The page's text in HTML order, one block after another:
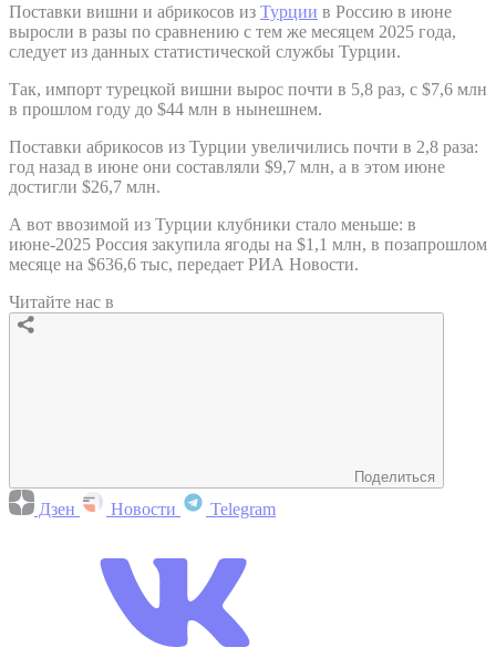
Поставки вишни и абрикосов из Турции в Россию в июне
выросли в разы по сравнению с тем же месяцем 2025 года,
следует из данных статистической службы Турции.
Так, импорт турецкой вишни вырос почти в 5,8 раз, с $7,6 млн
в прошлом году до $44 млн в нынешнем.
Поставки абрикосов из Турции увеличились почти в 2,8 раза:
год назад в июне они составляли $9,7 млн, а в этом июне
достигли $26,7 млн.
А вот ввозимой из Турции клубники стало меньше: в
июне-2025 Россия закупила ягоды на $1,1 млн, в позапрошлом
месяце на $636,6 тыс, передает РИА Новости.
Читайте нас в
Поделиться
Дзен Новости Telegram